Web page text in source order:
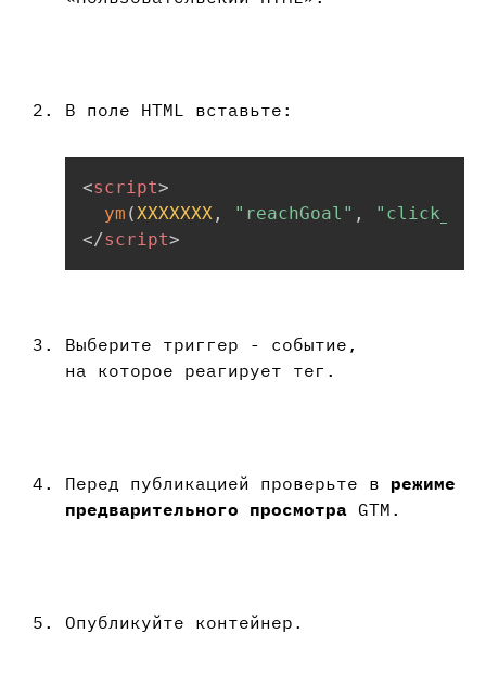
В поле HTML вставьте:
<script>
ym (XXXXXXX , "reachGoal" ,
</script>
Выберите триггер - событие,
на которое реагирует тег.
Перед публикацией проверьте в режиме
предварительного просмотра GTM.
Опубликуйте контейнер.